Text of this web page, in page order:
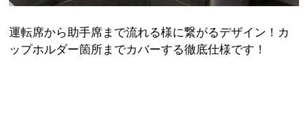
運転席から助手席まで流れる様に繋がるデザイン！カ
ップホルダー箇所までカバーする徹底仕様です！